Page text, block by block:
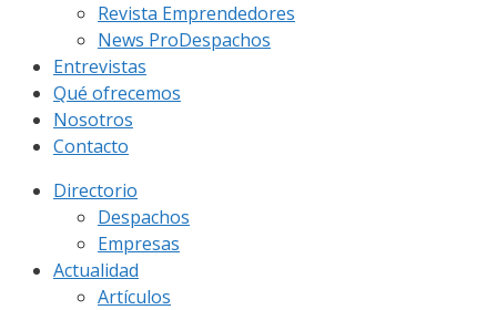
Revista Emprendedores
News ProDespachos
Entrevistas
Qué ofrecemos
Nosotros
Contacto
Directorio
Despachos
Empresas
Actualidad
Artículos